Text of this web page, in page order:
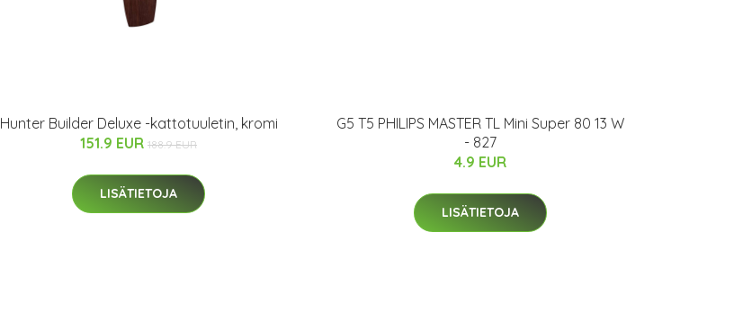
Hunter Builder Deluxe -kattotuuletin, kromi
151.9 EUR 188.9 EUR
LISÄTIETOJA
G5 T5 PHILIPS MASTER TL Mini Super 80 13 W
- 827
4.9 EUR
LISÄTIETOJA